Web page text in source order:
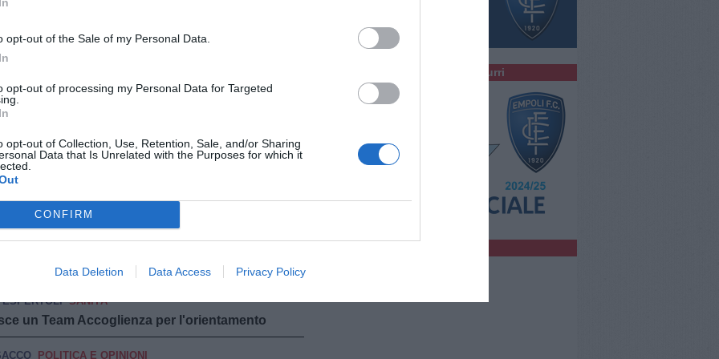
opt-out of the Sale of my Personal Data.
opt-out of processing my Personal Data for Targeted
opt-out of Collection, Use, Retention, Sale, and/or Sharing
Data that Is Unrelated with the Purposes for which it
CONFIRM
Data Deletion Data Access Privacy Policy
VALDELSA POLITICA E OPINIONI
fa approvare all'unanimità la mozione
consegna assegni, olio e panettoni per
regalo di Natale tasse raddoppiate,
i Comandi di Parte
SANITÀ
un Team Accoglienza per l'orientamento
POLITICA E OPINIONI
Ascolta la Radio degli Azzurri